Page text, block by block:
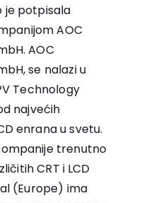
je potpisala
AOC
AOC
se nalazi u
Technology
najvećih
enrana u svetu.
trenutno
CRT i LCD
(Europe) ima